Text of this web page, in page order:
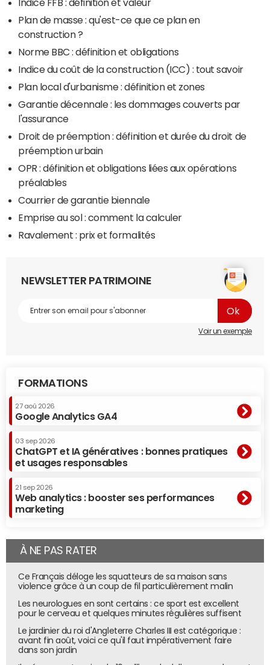
Indice FFB : définition et valeur
Plan de masse : qu'est-ce que ce plan en
construction ?
Norme BBC : définition et obligations
Indice du coût de la construction (ICC) : tout savoir
Plan local d'urbanisme : définition et zones
Garantie décennale : les dommages couverts par
l'assurance
Droit de préemption : définition et durée du droit de
préemption urbain
OPR : définition et obligations liées aux opérations
préalables
Courrier de garantie biennale
Emprise au sol : comment la calculer
Ravalement : prix et formalités
NEWSLETTER PATRIMOINE
Voir un exemple
FORMATIONS
27 aoû 2026
Google Analytics GA4
03 sep 2026
ChatGPT et IA génératives : bonnes pratiques
et usages responsables
21 sep 2026
Web analytics : booster ses performances
marketing
À NE PAS RATER
Ce Français déloge les squatteurs de sa maison sans
violence grâce à un coup de fil particulièrement malin
Les neurologues en sont certains : ce sport est excellent
pour le cerveau et quelques minutes régulières suffisent
Le jardinier du roi d'Angleterre Charles III est catégorique :
avant fin août, voici ce qu'il faut impérativement faire
dans son jardin